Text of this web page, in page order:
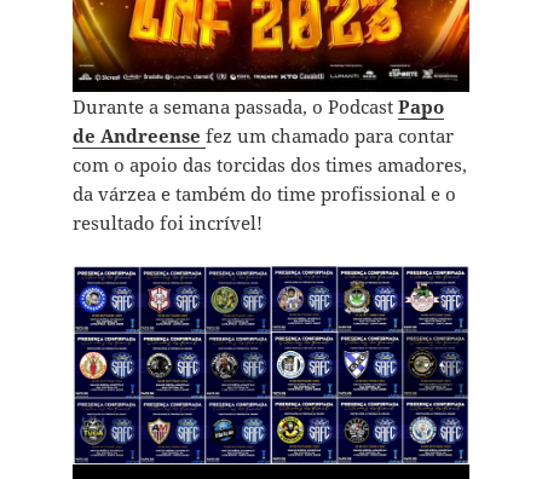
Durante a semana passada, o Podcast Papo
de Andreense fez um chamado para contar
com o apoio das torcidas dos times amadores,
da várzea e também do time profissional e o
resultado foi incrível!